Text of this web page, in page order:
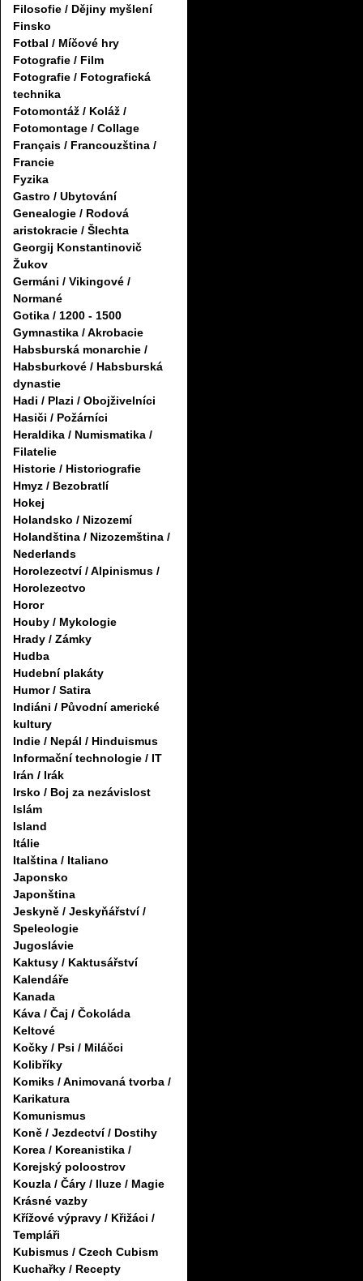
Filosofie / Dějiny myšlení
Finsko
Fotbal / Míčové hry
Fotografie / Film
Fotografie / Fotografická
technika
Fotomontáž / Koláž /
Fotomontage / Collage
Français / Francouzština /
Francie
Fyzika
Gastro / Ubytování
Genealogie / Rodová
aristokracie / Šlechta
Georgij Konstantinovič
Žukov
Germáni / Vikingové /
Normané
Gotika / 1200 - 1500
Gymnastika / Akrobacie
Habsburská monarchie /
Habsburkové / Habsburská
dynastie
Hadi / Plazi / Obojživelníci
Hasiči / Požárníci
Heraldika / Numismatika /
Filatelie
Historie / Historiografie
Hmyz / Bezobratlí
Hokej
Holandsko / Nizozemí
Holandština / Nizozemština /
Nederlands
Horolezectví / Alpinismus /
Horolezectvo
Horor
Houby / Mykologie
Hrady / Zámky
Hudba
Hudební plakáty
Humor / Satira
Indiáni / Původní americké
kultury
Indie / Nepál / Hinduismus
Informační technologie / IT
Irán / Irák
Irsko / Boj za nezávislost
Islám
Island
Itálie
Italština / Italiano
Japonsko
Japonština
Jeskyně / Jeskyňářství /
Speleologie
Jugoslávie
Kaktusy / Kaktusářství
Kalendáře
Kanada
Káva / Čaj / Čokoláda
Keltové
Kočky / Psi / Miláčci
Kolibříky
Komiks / Animovaná tvorba /
Karikatura
Komunismus
Koně / Jezdectví / Dostihy
Korea / Koreanistika /
Korejský poloostrov
Kouzla / Čáry / Iluze / Magie
Krásné vazby
Křížové výpravy / Křižáci /
Templáři
Kubismus / Czech Cubism
Kuchařky / Recepty